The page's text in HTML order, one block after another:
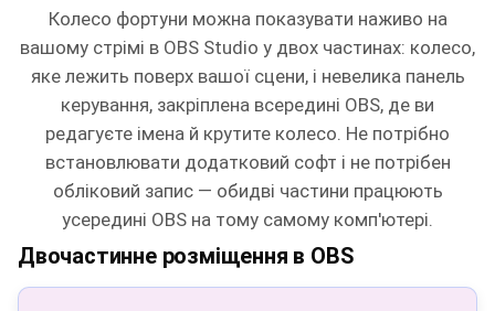
Колесо фортуни можна показувати наживо на
вашому стрімі в OBS Studio у двох частинах: колесо,
яке лежить поверх вашої сцени, і невелика панель
керування, закріплена всередині OBS, де ви
редагуєте імена й крутите колесо. Не потрібно
встановлювати додатковий софт і не потрібен
обліковий запис — обидві частини працюють
усередині OBS на тому самому комп'ютері.
Двочастинне розміщення в OBS